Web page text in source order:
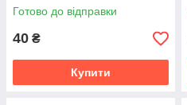
Готово до відправки
40 ₴
Купити